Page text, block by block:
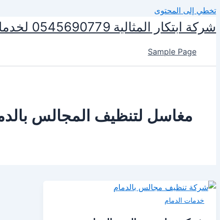
تخطي إلى المحتوى
شركة ابتكار المثالية 0545690779 لخدمات التنظيف ومكافحة الحشرات
Sample Page
مغاسل لتنظيف المجالس
خدمات الدمام